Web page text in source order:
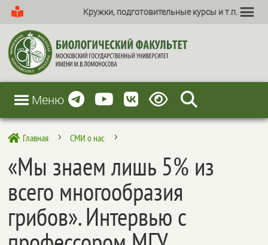
Кружки, подготовительные курсы и т.п.
Меню
 Главная 5 СМИ о нас 5
«Мы знаем лишь 5% из
всего многообразия
грибов». Интервью с